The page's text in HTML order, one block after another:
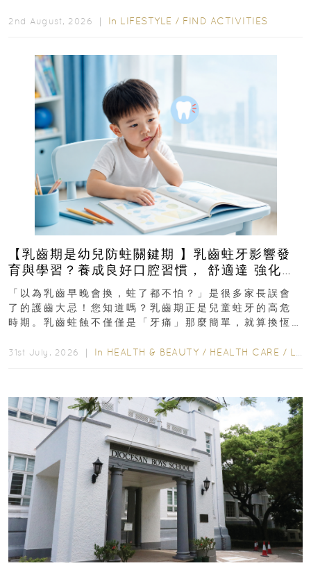
2nd August, 2026 ｜ In LIFESTYLE / FIND ACTIVITIES
【乳齒期是幼兒防蛀關鍵期 】乳齒蛀牙影響發
育與學習？養成良好口腔習慣， 舒適達 強化琺
瑯質 兒童牙膏防護指南
「以為乳齒早晚會換，蛀了都不怕？」是很多家長誤會
了的護齒大忌！您知道嗎？乳齒期正是兒童蛀牙的高危
時期。乳齒蛀蝕不僅僅是「牙痛」那麼簡單，就算換恆
31st July, 2026 ｜ In HEALTH & BEAUTY / HEALTH CARE / LIFESTYLE